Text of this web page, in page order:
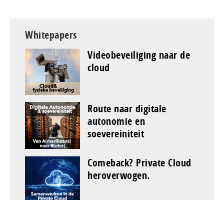
Whitepapers
Videobeveiliging naar de
cloud
Route naar digitale
autonomie en
soevereiniteit
Comeback? Private Cloud
heroverwogen.